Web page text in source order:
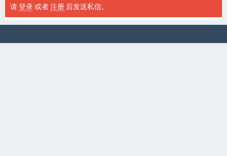
请登录或者注册 后发送私信。